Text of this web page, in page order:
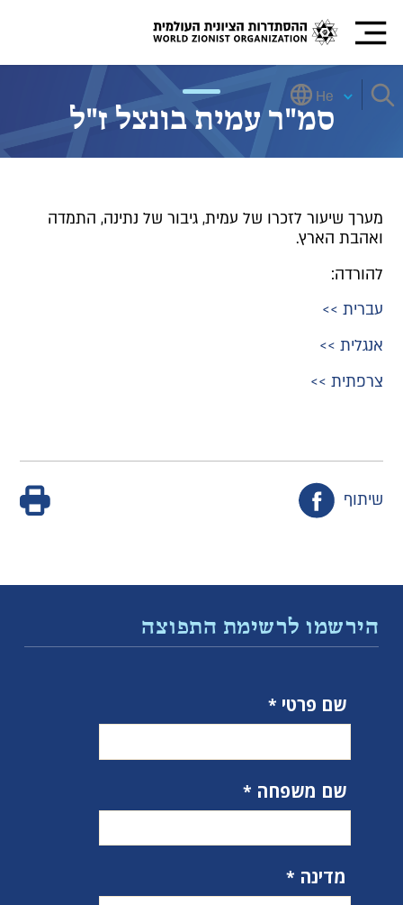
He
סמ"ר עמית בונצל ז"ל
מערך שיעור לזכרו של עמית, גיבור של נתינה, התמדה
ואהבת הארץ.
להורדה:
עברית >>
אנגלית >>
צרפתית >>
שיתוף
הירשמו לרשימת התפוצה
שם פרטי
שם משפחה
מדינה